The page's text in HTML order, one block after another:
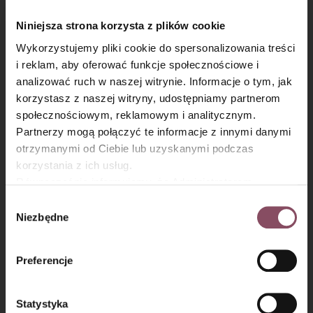
Niniejsza strona korzysta z plików cookie
Wykorzystujemy pliki cookie do spersonalizowania treści
i reklam, aby oferować funkcje społecznościowe i
analizować ruch w naszej witrynie. Informacje o tym, jak
korzystasz z naszej witryny, udostępniamy partnerom
społecznościowym, reklamowym i analitycznym.
Partnerzy mogą połączyć te informacje z innymi danymi
otrzymanymi od Ciebie lub uzyskanymi podczas
korzystania z ich usług.
Gdańsk (80-339) adres: Dickmana 14/15 więcej
informacji o przetwarzaniu danych osobowych oraz
Polityce
prywatności.
zgody
Niezbędne
Preferencje
Statystyka
wystygnięcia.
Frużelina truskawkowa do
×